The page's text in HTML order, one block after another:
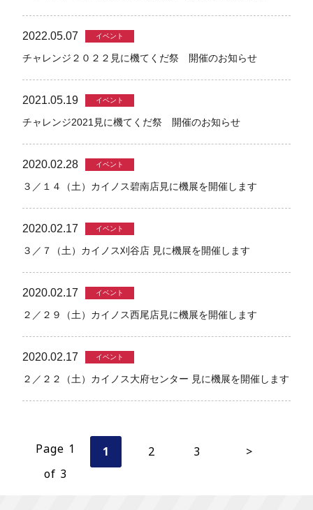
2022.05.07 イベント
チャレンジ２０２２見に機てくだ祭 開催のお知らせ
2021.05.19 イベント
チャレンジ2021見に機てくだ祭 開催のお知らせ
2020.02.28 イベント
３／１４（土）カイノス碧南店見に機展を開催します
2020.02.17 イベント
３／７（土）カイノス刈谷店 見に機展を開催します
2020.02.17 イベント
２／２９（土）カイノス西尾店見に機展を開催します
2020.02.17 イベント
２／２２（土）カイノス大府センター 見に機展を開催します
Page 1
of 3
1 2 3 >